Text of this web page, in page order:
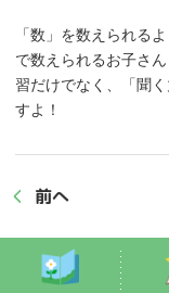
「数」を数えられる
で数えられるお子さ
習だけでなく、「聞
すよ！
前へ